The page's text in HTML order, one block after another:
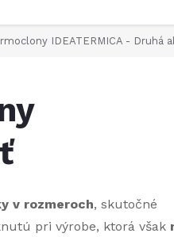
IDEATERMICA - Druhá
v rozmeroch, skutočné
pri výrobe, ktorá však